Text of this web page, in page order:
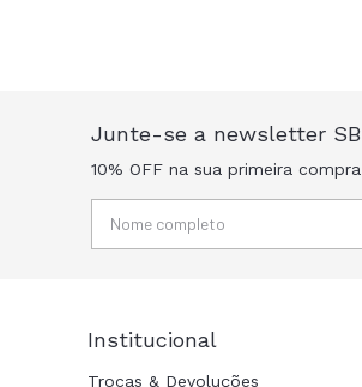
Junte-se a newsletter SB
10% OFF na sua primeira compra
Institucional
Trocas & Devoluções